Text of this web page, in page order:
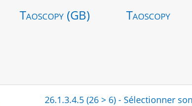
Taoscopy (GB) Taoscopy
26.1.3.4.5 (26 > 6) - Sélectionner